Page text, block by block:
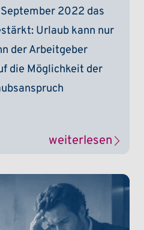
2022 das
Urlaub kann nur
der Arbeitgeber
die Möglichkeit der
weiterlesen